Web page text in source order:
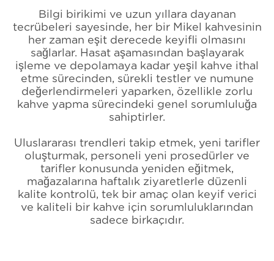
Bilgi birikimi ve uzun yıllara dayanan
tecrübeleri sayesinde, her bir Mikel kahvesinin
her zaman eşit derecede keyifli olmasını
sağlarlar. Hasat aşamasından başlayarak
işleme ve depolamaya kadar yeşil kahve ithal
etme sürecinden, sürekli testler ve numune
değerlendirmeleri yaparken, özellikle zorlu
kahve yapma sürecindeki genel sorumluluğa
sahiptirler.
Uluslararası trendleri takip etmek, yeni tarifler
oluşturmak, personeli yeni prosedürler ve
tarifler konusunda yeniden eğitmek,
mağazalarına haftalık ziyaretlerle düzenli
kalite kontrolü, tek bir amaç olan keyif verici
ve kaliteli bir kahve için sorumluluklarından
sadece birkaçıdır.